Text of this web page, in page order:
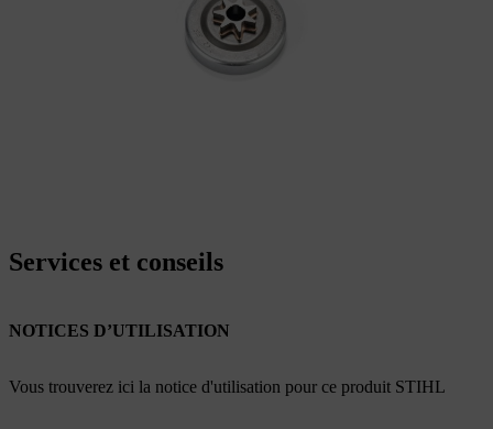
Services et conseils
NOTICES D’UTILISATION
Vous trouverez ici la notice d'utilisation pour ce produit STIHL